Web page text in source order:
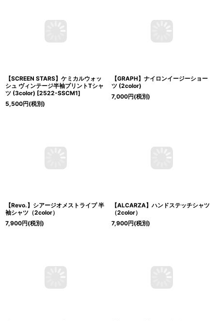
【SCREEN STARS】ケミカルウォッ
シュ ヴィンテージ半袖プリントTシャ
ツ (3color) [2522-SSCM1]
5,500円(税別)
【GRAPH】ナイロンイージーショー
ツ (2color)
7,000円(税別)
【Revo.】シアージオメストライプ 半
袖シャツ（2color）
7,900円(税別)
【ALCARZA】ハンドステッチシャツ
（2color）
7,900円(税別)